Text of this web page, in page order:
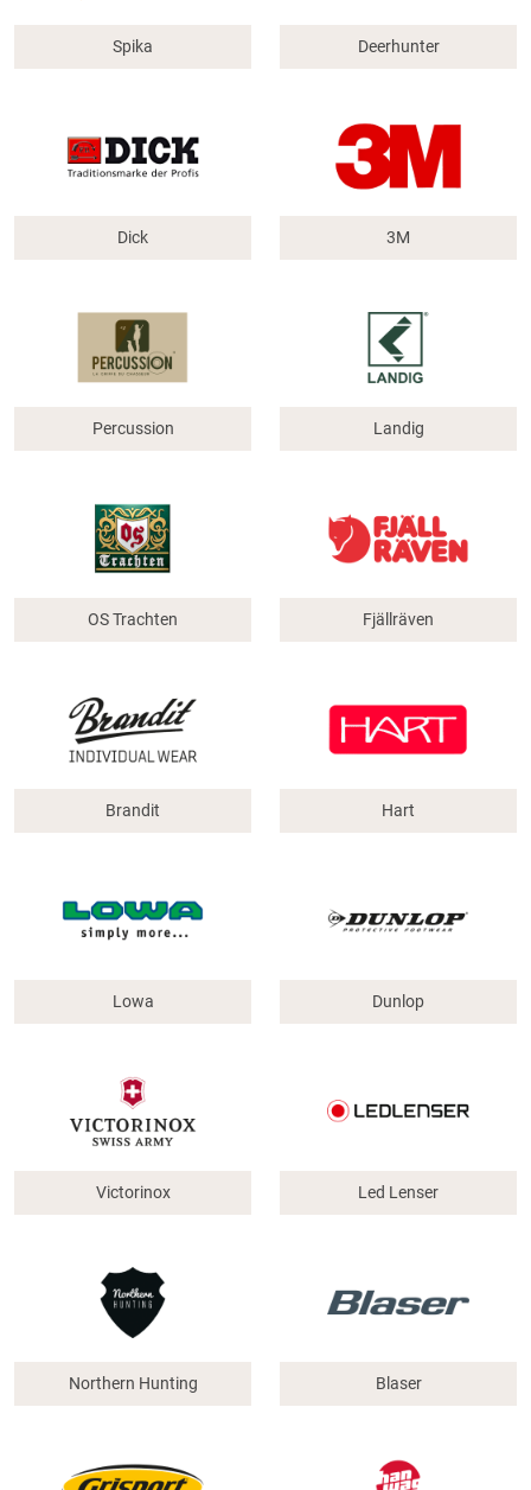
Spika Deerhunter
Dick 3M
Percussion Landig
OS Trachten Fjällräven
Brandit Hart
Lowa Dunlop
Victorinox Led Lenser
Northern Hunting Blaser